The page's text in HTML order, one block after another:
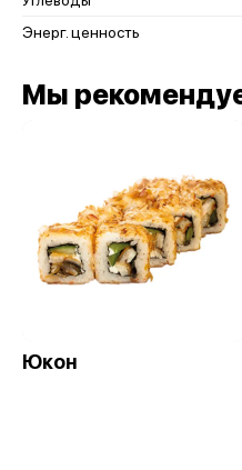
Энерг. ценность
Мы
Юкон